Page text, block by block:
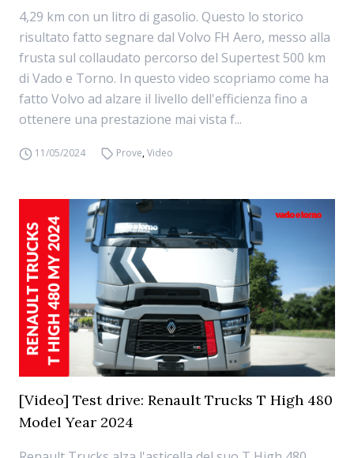
4,29 km con un litro di gasolio. Questo lo storico
risultato fatto segnare dal Volvo FH Aero, messo alla
frusta sul collaudato percorso del Supertest 500 km
di Vado e Torno. In questo video scopriamo come ha
fatto Volvo ad alzare il livello dell'efficienza fino a
ottenere una prestazione mai vista f...
11/05/2024 Prove,Video
[Video] Test drive: Renault Trucks T High 480
Model Year 2024